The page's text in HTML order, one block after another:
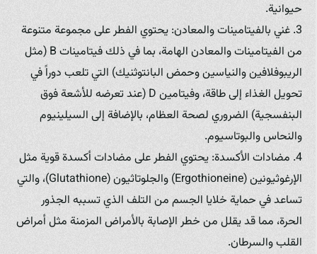
حيوانية.
3. غني بالفيتامينات والمعادن: يحتوي الفطر على مجموعة متنوعة
من الفيتامينات والمعادن الهامة، بما في ذلك فيتامينات B (مثل
الريبوفلافين والنياسين وحمض البانتوثنيك) التي تلعب دوراً في
تحويل الغذاء إلى طاقة، وفيتامين D (عند تعرضه للأشعة فوق
البنفسجية) الضروري لصحة العظام، بالإضافة إلى السيلينيوم
والنحاس والبوتاسيوم.
4. مضادات الأكسدة: يحتوي الفطر على مضادات أكسدة قوية مثل
الإرغوثيونين (Ergothioneine) والجلوتاثيون (Glutathione)، والتي
تساعد في حماية خلايا الجسم من التلف الذي تسببه الجذور
الحرة، مما قد يقلل من خطر الإصابة بالأمراض المزمنة مثل أمراض
القلب والسرطان.